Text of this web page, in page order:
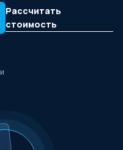
Рассчитать
стоимость